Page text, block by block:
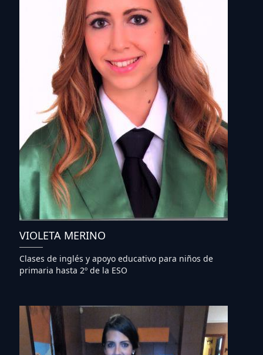
VIOLETA MERINO
Clases de inglés y apoyo educativo para niños de
primaria hasta 2º de la ESO